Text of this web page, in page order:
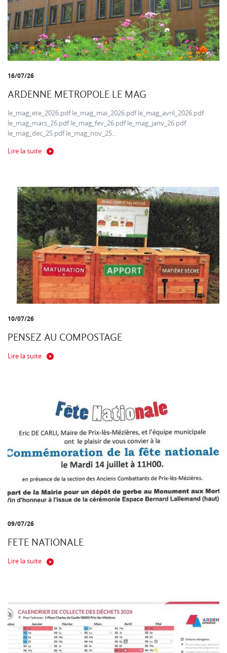
16/07/26
ARDENNE METROPOLE LE MAG
le_mag_ete_2026.pdf le_mag_mai_2026.pdf le_mag_avril_2026.pdf
le_mag_mars_26.pdf le_mag_fev_26.pdf le_mag_janv_26.pdf
le_mag_dec_25.pdf le_mag_nov_25...
Lire la suite
10/07/26
PENSEZ AU COMPOSTAGE
Lire la suite
09/07/26
FETE NATIONALE
Lire la suite